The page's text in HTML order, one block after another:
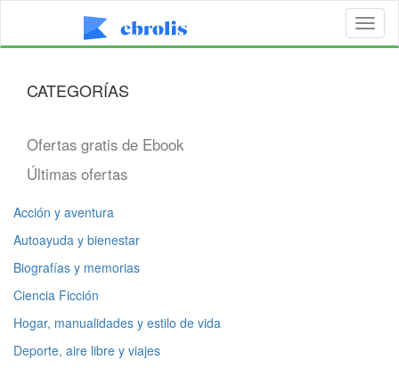
CATEGORÍAS
Ofertas gratis de Ebook
Últimas ofertas
Acción y aventura
Autoayuda y bienestar
Biografías y memorias
Ciencia Ficción
Hogar, manualidades y estilo de vida
Deporte, aire libre y viajes